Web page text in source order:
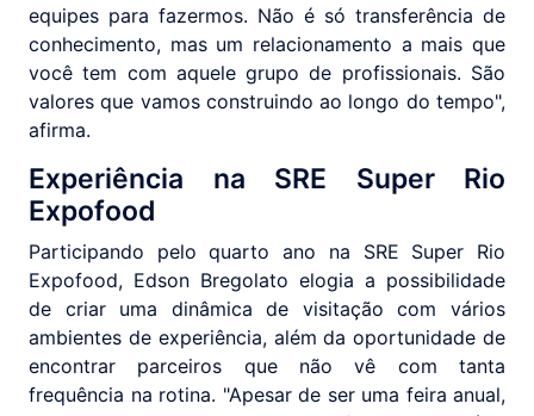
equipes para fazermos. Não é só transferência de
conhecimento, mas um relacionamento a mais que
você tem com aquele grupo de profissionais. São
valores que vamos construindo ao longo do tempo",
afirma.
Experiência na SRE Super Rio
Expofood
Participando pelo quarto ano na SRE Super Rio
Expofood, Edson Bregolato elogia a possibilidade
de criar uma dinâmica de visitação com vários
ambientes de experiência, além da oportunidade de
encontrar parceiros que não vê com tanta
frequência na rotina. "Apesar de ser uma feira anual,